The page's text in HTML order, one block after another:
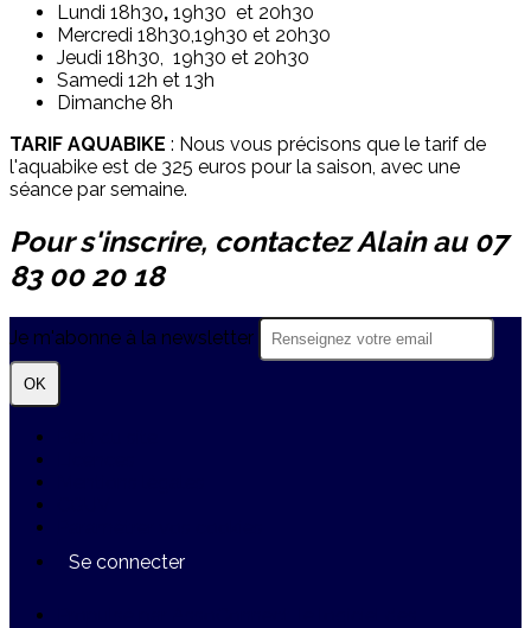
Lundi 18h30, 19h30 et 20h30
Mercredi 18h30,19h30 et 20h30
Jeudi 18h30, 19h30 et 20h30
Samedi 12h et 13h
Dimanche 8h
TARIF AQUABIKE : Nous vous précisons que le tarif de
l'aquabike est de 325 euros pour la saison, avec une
séance par semaine.
Pour s'inscrire, contactez Alain au 07
83 00 20 18
Je m'abonne à la newsletter
OK
Se connecter